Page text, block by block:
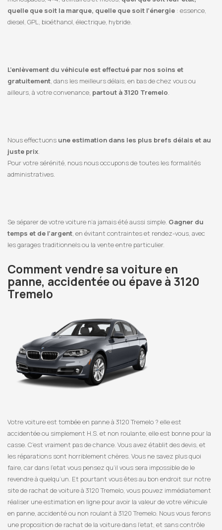
quelle que soit la marque, quelle que soit l’énergie : essence,
diesel, GPL, bioéthanol, électrique, hybride.
L’enlèvement du véhicule est effectué par nos soins et
gratuitement, dans les meilleurs délais, en bas de chez vous ou
ailleurs, à votre convenance, partout à 3120 Tremelo.
Nous effectuons une estimation dans les plus brefs délais et au
juste prix.
Pour votre sérénité, nous nous occupons de toutes les formalités
administratives.
Se séparer de votre voiture n’a jamais été aussi simple. Gagner du
temps et de l’argent, en évitant contraintes et rendez-vous, avec
les garages traditionnels ou la vente entre particulier.
Comment vendre sa voiture en
panne, accidentée ou épave à 3120
Tremelo
Votre voiture est tombée en panne à 3120 Tremelo ? elle est
accidentée ou simplement H.S. et non roulante, elle est bonne pour la
casse. C’est vraiment pas de chance. Vous avez établit des devis, et
les réparations sont horriblement chères. Vous ne savez plus quoi
faire, car dans l’etat vous pensez qu’il vous sera impossible de le
revendre à quelqu’un. Et pourtant vous êtes au bon endroit sur notre
site de rachat de voiture à 3120 Tremelo, vous pouvez immédiatement
réaliser une estimation en ligne pour avoir la valeur de votre véhicule
en panne, accidenté ou non roulant à 3120 Tremelo. Nous vous ferons
une proposition de rachat de la voiture dans l’etat, et sans contrôle